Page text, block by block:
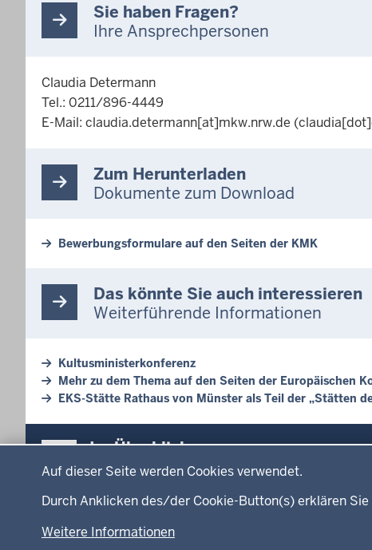
Auf dieser Seite werden Cookies verwendet.
Durch Anklicken des/der Cookie-Button(s) erklären
Weitere Informationen
Sie haben Fragen?
Ihre Ansprechpersonen
Claudia Determann
Tel.: 0211/896-4449
E-Mail: claudia.determann[at]mkw.nrw.de
Zum Herunterladen
Dokumente zum Download
Bewerbungsformulare auf den Seiten der KMK
Das könnte Sie auch interessieren
Weiterführende Informationen
Kultusministerkonferenz
Mehr zu dem Thema auf den Seiten der Europäischen
EKS-Stätte Rathaus von Münster als Teil der „Stätten
Im Überblick
Inhalt
Menü
der